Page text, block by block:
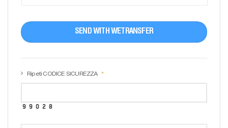
SEND WITH WETRANSFER
Ripeti CODICE SICUREZZA